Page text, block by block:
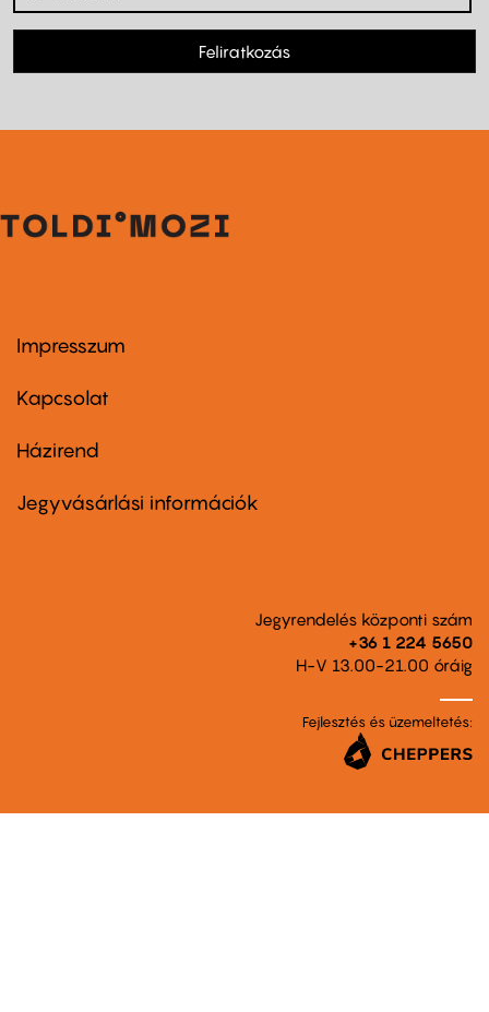
Feliratkozás
Footer
first
Impresszum
Kapcsolat
Footer
second
Házirend
Jegyvásárlási információk
Jegyrendelés központi szám
+36 1 224 5650
H-V 13.00-21.00 óráig
Fejlesztés és üzemeltetés: